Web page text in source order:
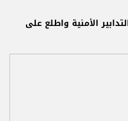
الأمنية واطلع على